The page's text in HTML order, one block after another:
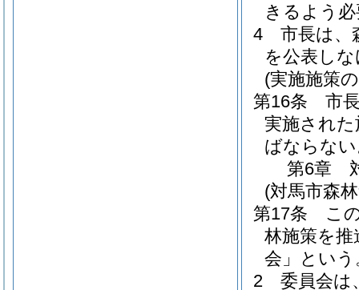
きるよう
4
市長は、
を公表し
(実施施策
第16条
市
実施され
ばならな
第6章
(対馬市森
第17条
こ
林施策を
会」という
2
委員会は